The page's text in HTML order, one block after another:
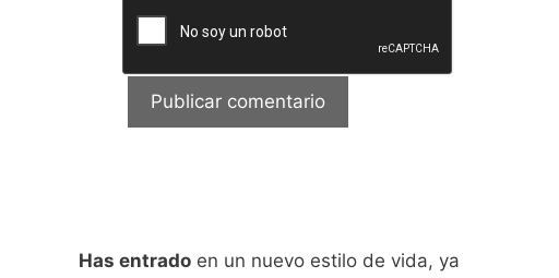
Has entrado en un nuevo estilo de vida, ya